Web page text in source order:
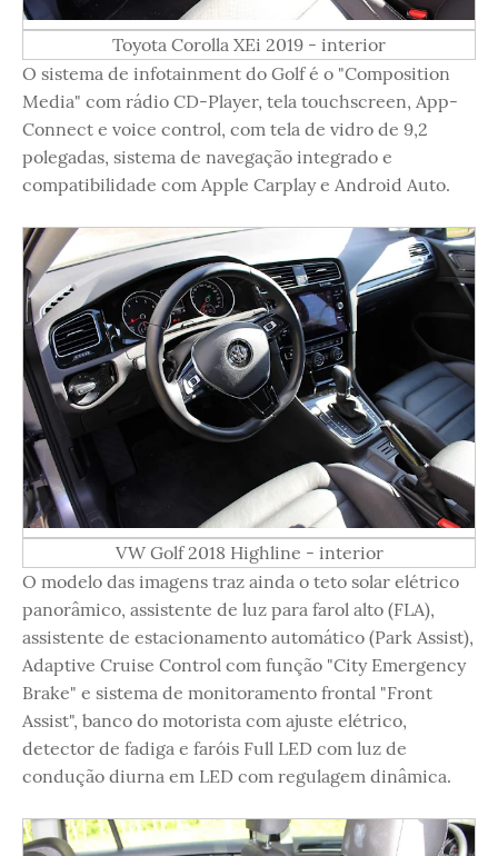
Toyota Corolla XEi 2019 - interior
O sistema de infotainment do Golf é o "Composition
Media" com rádio CD-Player, tela touchscreen, App-
Connect e voice control, com tela de vidro de 9,2
polegadas, sistema de navegação integrado e
compatibilidade com Apple Carplay e Android Auto.
VW Golf 2018 Highline - interior
O modelo das imagens traz ainda o teto solar elétrico
panorâmico, assistente de luz para farol alto (FLA),
assistente de estacionamento automático (Park Assist),
Adaptive Cruise Control com função "City Emergency
Brake" e sistema de monitoramento frontal "Front
Assist", banco do motorista com ajuste elétrico,
detector de fadiga e faróis Full LED com luz de
condução diurna em LED com regulagem dinâmica.